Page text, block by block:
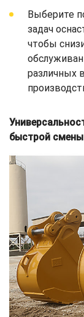
Выберите
задач
чтобы
различных
быстрой